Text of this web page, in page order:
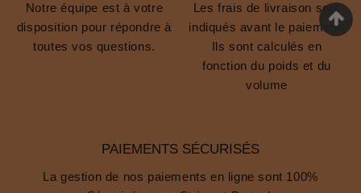
Notre équipe est à votre
disposition pour répondre à
toutes vos questions.
Les frais de livraison sont
indiqués avant le paiement.
Ils sont calculés en
fonction du poids et du
volume
PAIEMENTS SÉCURISÉS
La gestion de nos paiements en ligne sont 100%